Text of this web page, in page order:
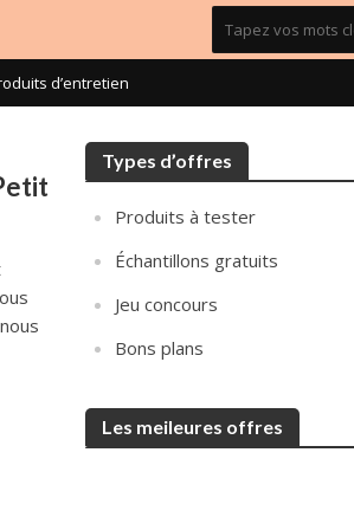
d’entretien
Types d’offres
Produits à tester
Échantillons gratuits
Jeu concours
Bons plans
Les meileures offres